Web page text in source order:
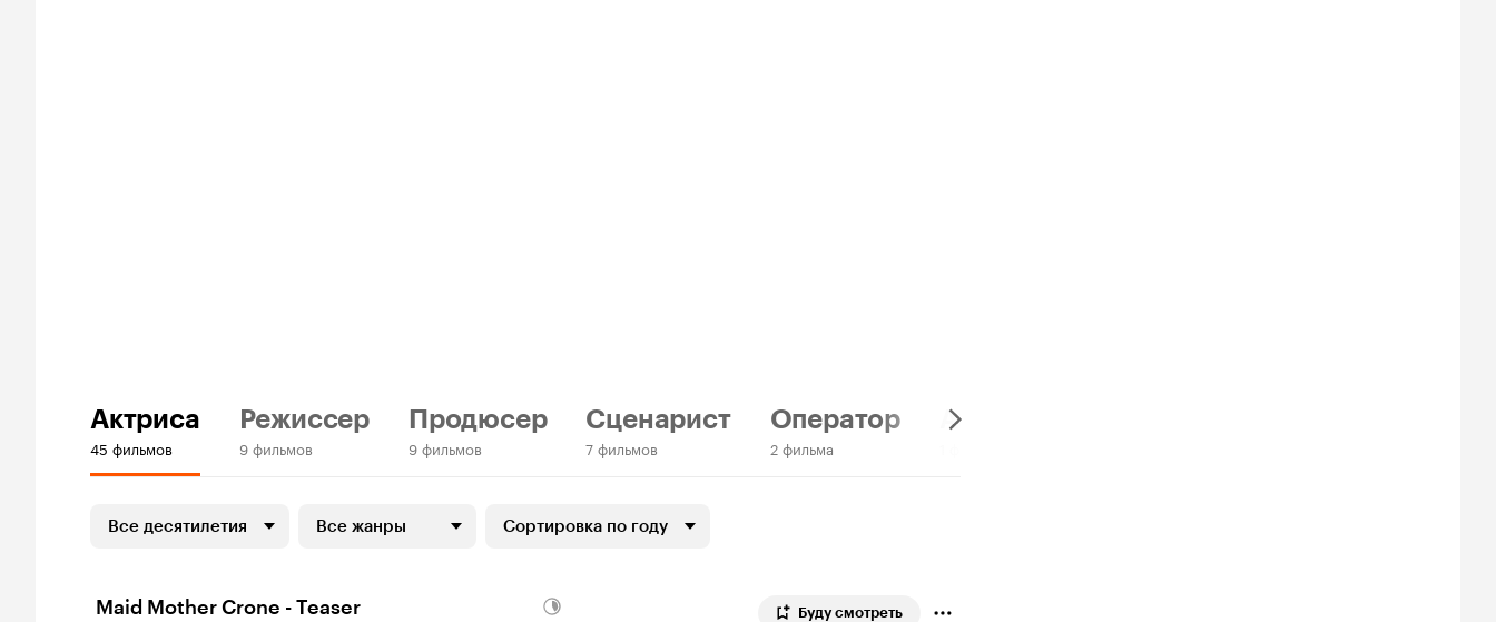
Актриса
45 фильмов
Режиссер
9 фильмов
Продюсер
9 фильмов
Сценарист
7 фильмов
Оператор
2 фильма
Актриса: в титрах не указана
Все десятилетия Все жанры Сортировка по году
Maid Mother Crone - Teaser Буду смотреть